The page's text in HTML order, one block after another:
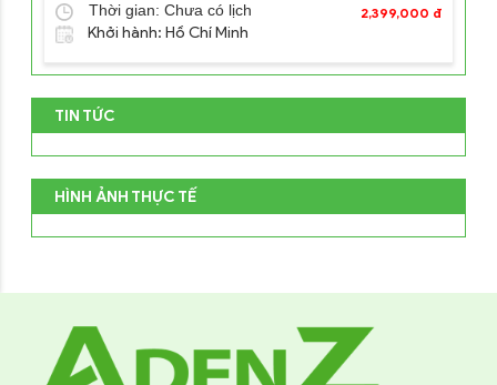
Thời gian: Chưa có lịch
Khởi hành: Hồ Chí Minh
2,399,000 đ
TIN TỨC
HÌNH ẢNH THỰC TẾ